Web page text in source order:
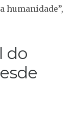
humanidade”,
do